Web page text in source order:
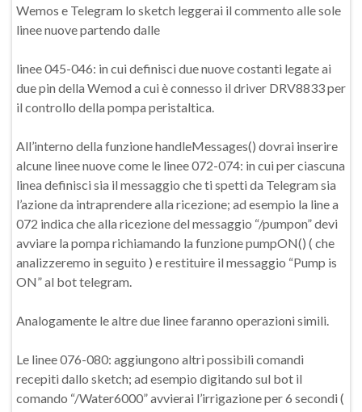
Wemos e Telegram lo sketch leggerai il commento alle sole
linee nuove partendo dalle
linee 045-046: in cui definisci due nuove costanti legate ai
due pin della Wemod a cui è connesso il driver DRV8833 per
il controllo della pompa peristaltica.
All’interno della funzione handleMessages() dovrai inserire
alcune linee nuove come le linee 072-074: in cui per ciascuna
linea definisci sia il messaggio che ti spetti da Telegram sia
l’azione da intraprendere alla ricezione; ad esempio la line a
072 indica che alla ricezione del messaggio “/pumpon” devi
avviare la pompa richiamando la funzione pumpON() ( che
analizzeremo in seguito ) e restituire il messaggio “Pump is
ON” al bot telegram.
Analogamente le altre due linee faranno operazioni simili.
Le linee 076-080: aggiungono altri possibili comandi
recepiti dallo sketch; ad esempio digitando sul bot il
comando “/Water6000” avvierai l’irrigazione per 6 secondi (